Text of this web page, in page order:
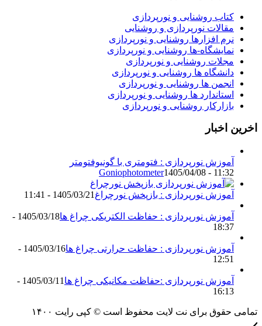
کتاب روشنایی و نورپردازی
مقالات نورپردازی و روشنایی
نرم افزارها روشنایی و نورپردازی
نمایشگاه-ها روشنایی و نورپردازی
مجلات روشنایی و نورپردازی
دانشگاه ها روشنایی و نورپردازی
انجمن ها روشنایی و نورپردازی
استاندارد ها روشنایی و نورپردازی
بازارکار روشنایی و نورپردازی
اخرین اخبار
آموزش نورپردازی : فتومتری با گونیوفتومتر
Goniophotometer1405/04/08 - 11:32
آموزش نورپردازی : بازپخش نورچراغ 1405/03/21 - 11:41
آموزش نورپردازی : حفاظت الکتریکی چراغ ها
1405/03/18 -
18:37
آموزش نورپردازی : حفاظت حرارتی چراغ ها
1405/03/16 -
12:51
آموزش نورپردازی :حفاظت مکانیکی چراغ ها
1405/03/11 -
16:13
تمامی حقوق برای نت لایت محفوظ است © کپی رایت ۱۴۰۰